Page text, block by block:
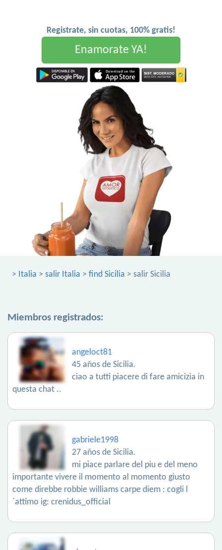
Registrate, sin cuotas, 100% gratis!
Enamorate YA!
> Italia > salir Italia > find Sicilia > salir Sicilia
Miembros registrados:
angeloct81
45 años de Sicilia.
ciao a tutti piacere di fare amicizia in
questa chat ..
gabriele1998
27 años de Sicilia.
mi piace parlare del piu e del meno
importante vivere il momento al momento giusto
come direbbe robbie williams carpe diem : cogli l
´attimo ig: crenidus_official